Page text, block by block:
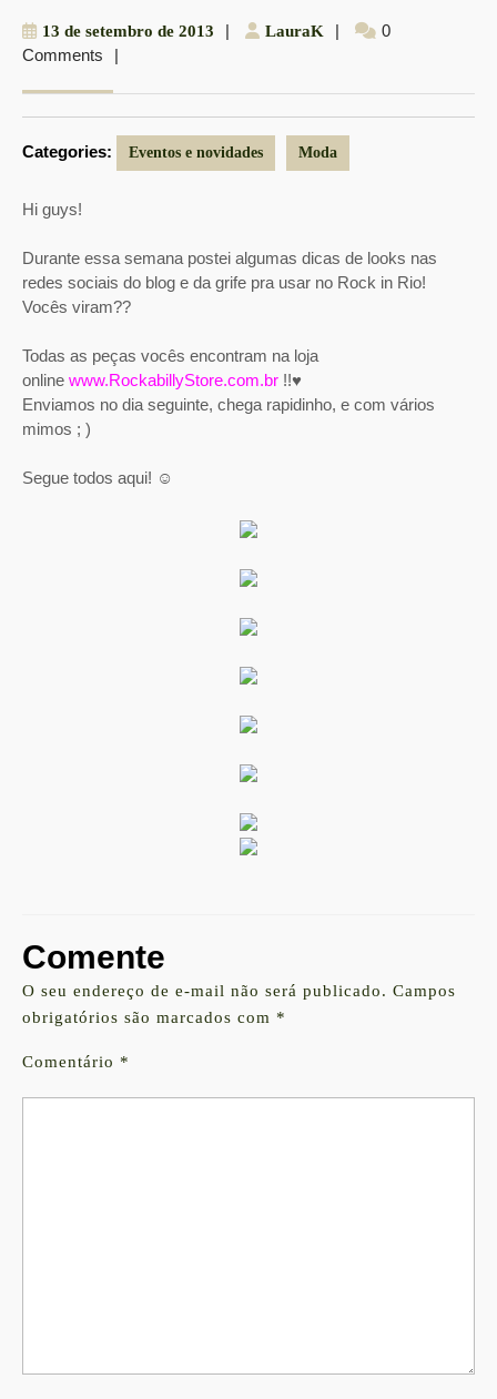
13 de setembro de 2013 13| LauraK LauraK
|
0
Comments
|
Categories: Eventos e novidades Moda
Hi guys!
Durante essa semana postei algumas dicas de looks nas
redes sociais do blog e da grife pra usar no Rock in Rio!
Vocês viram??
Todas as peças vocês encontram na loja
online www.RockabillyStore.com.br !!♥
Enviamos no dia seguinte, chega rapidinho, e com vários
mimos ; )
Segue todos aqui! ☺
Comente
O seu endereço de e-mail não será publicado. Campos
obrigatórios são marcados com *
Comentário *